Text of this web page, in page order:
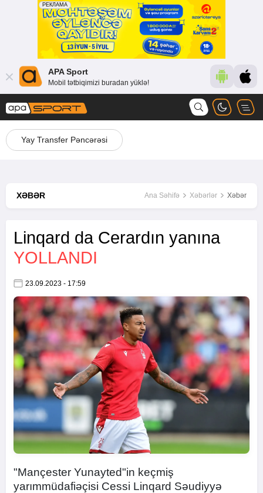
APA Sport
Mobil tətbiqimizi buradan yüklə!
Yay Transfer Pəncərəsi
XƏBƏR Ana Səhifə Xəbərlər Xəbər
Linqard da Cerardın yanına
YOLLANDI
23.09.2023 - 17:59
"Mançester Yunayted"in keçmiş
yarımmüdafiəçisi Cessi Linqard Səudiyyə